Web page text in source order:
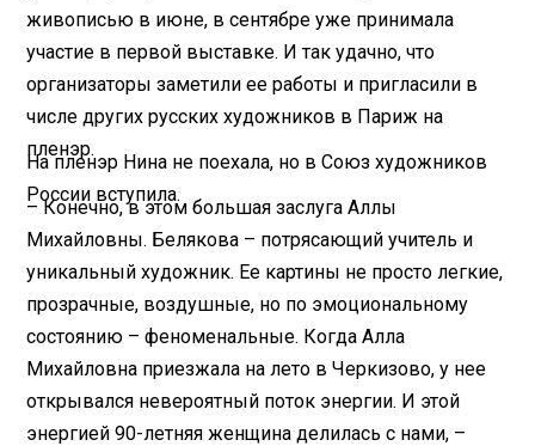
живописью в июне, в сентябре уже принимала
участие в первой выставке. И так удачно, что
организаторы заметили ее работы и пригласили в
числе других русских художников в Париж на
пленэр.
На пленэр Нина не поехала, но в Союз художников
России вступила.
– Конечно, в этом большая заслуга Аллы
Михайловны. Белякова – потрясающий учитель и
уникальный художник. Ее картины не просто легкие,
прозрачные, воздушные, но по эмоциональному
состоянию – феноменальные. Когда Алла
Михайловна приезжала на лето в Черкизово, у нее
открывался невероятный поток энергии. И этой
энергией 90-летняя женщина делилась с нами, –